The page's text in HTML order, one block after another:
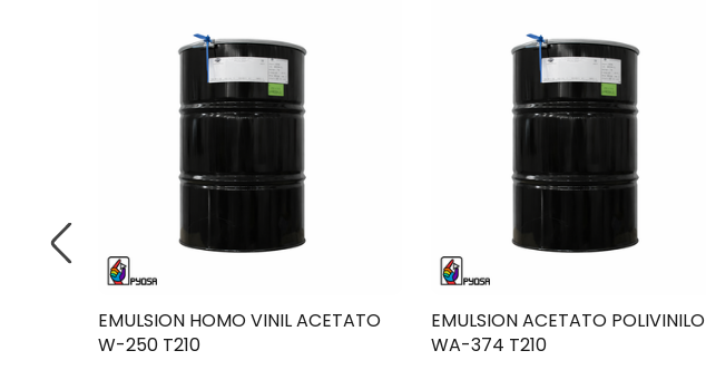
EMULSION HOMO VINIL ACETATO
W-250 T210
EMULSION ACETATO POLIVINILO
WA-374 T210